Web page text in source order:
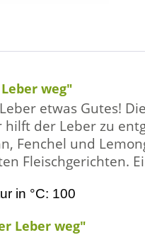
weg"
etwas Gutes!
der Leber zu
Fenchel und
Fleischgerichten.
in °C: 100
Leber weg"